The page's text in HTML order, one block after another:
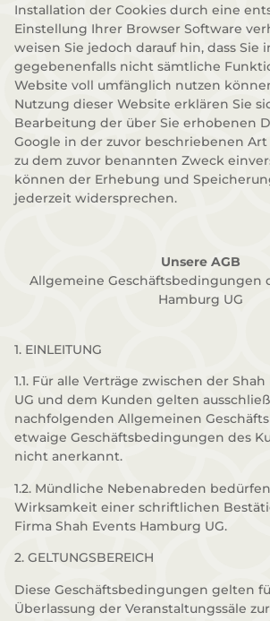
Installation der Cookies durch eine
Einstellung Ihrer Browser Software
weisen Sie jedoch darauf hin, dass Sie
gegebenenfalls nicht sämtliche
Website voll umfänglich nutzen
Nutzung dieser Website erklären Sie
Bearbeitung der über Sie erhobenen
Google in der zuvor beschriebenen
zu dem zuvor benannten Zweck
können der Erhebung und
jederzeit widersprechen.
Unsere AGB
Allgemeine Geschäftsbedingungen
Hamburg UG
1. EINLEITUNG
1.1. Für alle Verträge zwischen der
UG und dem Kunden gelten
nachfolgenden Allgemeinen
etwaige Geschäftsbedingungen des
nicht anerkannt.
1.2. Mündliche Nebenabreden
Wirksamkeit einer schriftlichen
Firma Shah Events Hamburg UG.
2. GELTUNGSBEREICH
Diese Geschäftsbedingungen gelten
Überlassung der Veranstaltungssäle